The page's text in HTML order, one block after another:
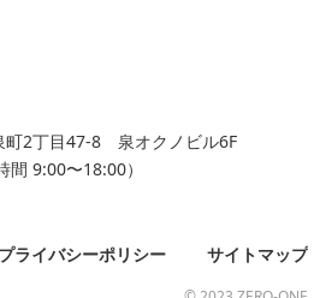
町2丁目47-8 泉オクノビル6F
間 9:00〜18:00）
プライバシーポリシー サイトマップ